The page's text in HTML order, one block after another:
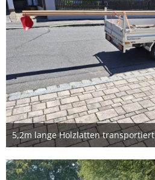
5,2m lange Holzlatten transportiert
11. Juli 2026